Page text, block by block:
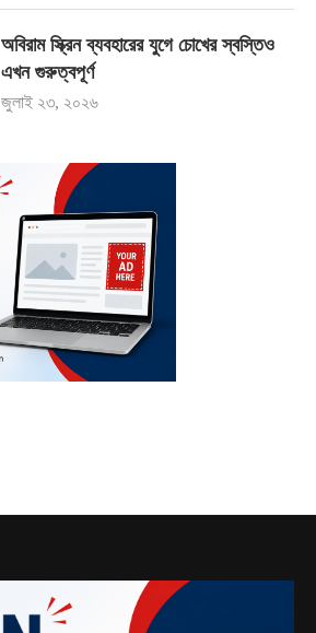
অবিরাম স্ক্রিন ব্যবহারের যুগে চোখের স্বস্তিও
এখন গুরুত্বপূর্ণ
জুলাই ২৩, ২০২৬